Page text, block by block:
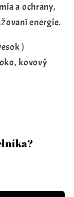
a ochrany,
energie.
)
kovový